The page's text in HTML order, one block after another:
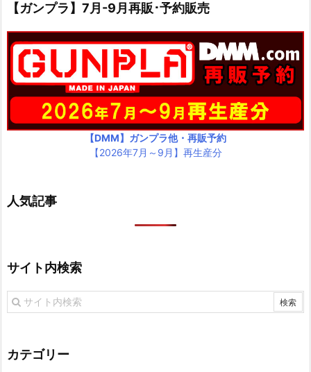
【ガンプラ】7月-9月再販･予約販売
【DMM】ガンプラ他・再販予約
【2026年7月～9月】再生産分
人気記事
サイト内検索
カテゴリー